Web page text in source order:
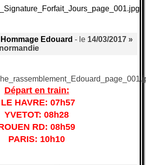
Edouard - le 14/03/2017 »
Départ en train:
LE HAVRE: 07h57
YVETOT: 08h28
RD: 08h59
PARIS: 10h10